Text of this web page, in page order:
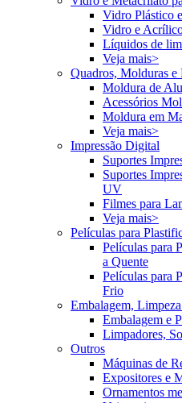
Vidro Plástico
Vidro e
Líquidos de
Veja mais>
Quadros, Molduras e
Moldura de
Acessórios
Moldura em
Veja mais>
Impressão Digital
Suportes
Suportes
UV
Filmes para
Veja mais>
Películas para
Películas para
a Quente
Películas para
Frio
Embalagem,
Embalagem e
Limpadores,
Outros
Máquinas de
Expositores e
Ornamentos